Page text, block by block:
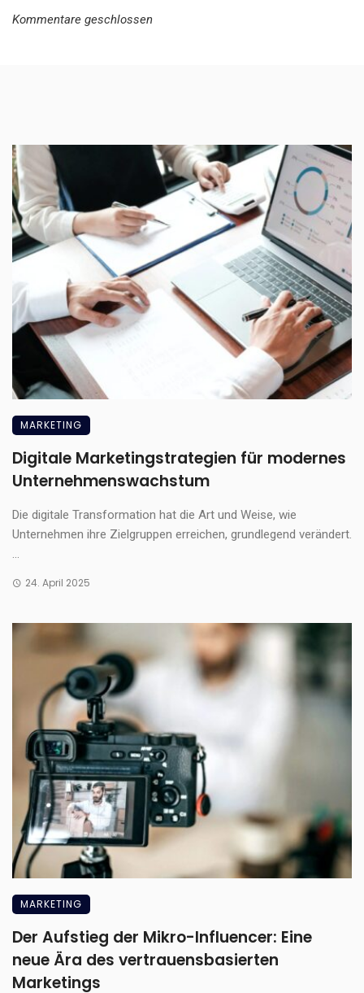
Kommentare geschlossen
MARKETING
Digitale Marketingstrategien für modernes
Unternehmenswachstum
Die digitale Transformation hat die Art und Weise, wie
Unternehmen ihre Zielgruppen erreichen, grundlegend verändert.
...
24. April 2025
MARKETING
Der Aufstieg der Mikro-Influencer: Eine
neue Ära des vertrauensbasierten
Marketings